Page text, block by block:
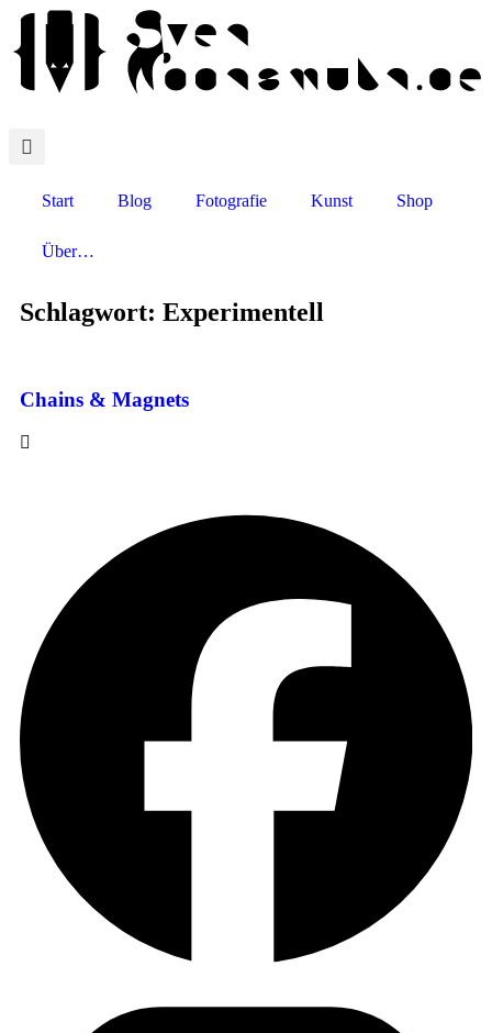
Start Blog Fotografie Kunst Shop
Über…
Schlagwort: Experimentell
Chains & Magnets